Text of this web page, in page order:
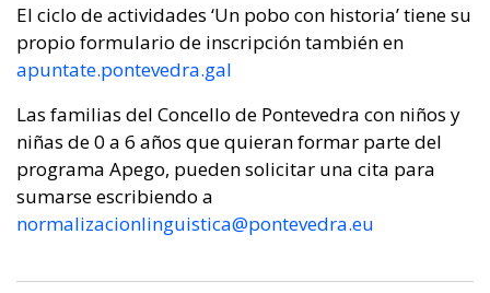
El ciclo de actividades ‘Un pobo con historia’ tiene su
propio formulario de inscripción también en
apuntate.pontevedra.gal
Las familias del Concello de Pontevedra con niños y
niñas de 0 a 6 años que quieran formar parte del
programa Apego, pueden solicitar una cita para
sumarse escribiendo a
normalizacionlinguistica@pontevedra.eu